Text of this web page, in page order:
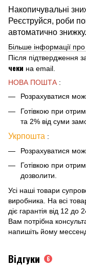
Накопичувальні
Реєструйся, роби
автоматично знижку.
Більше інформації
Після підтвердження
чеки на email.
НОВА ПОШТА :
Розрахуватися
Готівкою при
та 2% від суми
Укрпошта :
Розрахуватися
Готівкою при
дозволити.
Усі наші товари
виробника. На всі
діє гарантія від 12 до
Вам потрібна
напишіть йому
Відгуки 6